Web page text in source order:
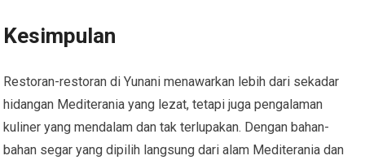
Kesimpulan
Restoran-restoran di Yunani menawarkan lebih dari sekadar
hidangan Mediterania yang lezat, tetapi juga pengalaman
kuliner yang mendalam dan tak terlupakan. Dengan bahan-
bahan segar yang dipilih langsung dari alam Mediterania dan